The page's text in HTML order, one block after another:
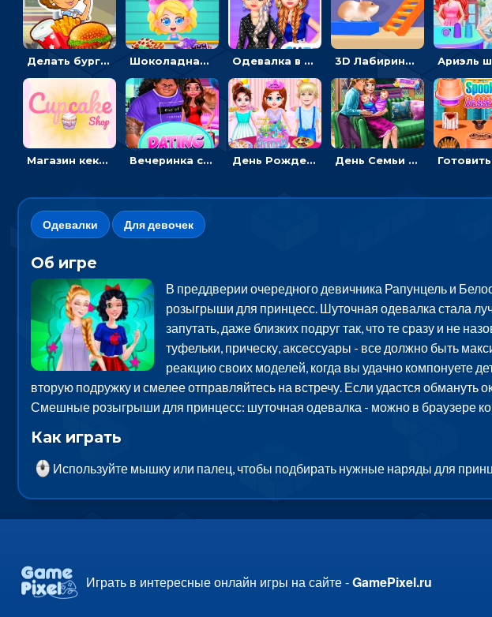
Делать бургеры, чтобы открывать новые ингредиенты - для девочек Шоколадная фабрика для девочек: лущить бобы, готовить и украшать сладости Одевалка в точку и полоску: создавать образы для принцесс и фотографировать 3D Лабиринт хомяка: проходить полосу препятствий, чтобы получать вкусняшки
Магазин кексов: повторять сладости с картинки или продавать вкусняшки Вечеринка свиданий: одевалка для влюбленных День Рождения Тейлор: печь торт для девочки или наряжать именинницу День Семьи Ледяной принцессы: убираться в доме и ухаживать за малышами - для девочек
Одевалки Для девочек
Об игре
В преддверии очередного девичника Рапунцель и
розыгрыши для принцесс. Шуточная одевалка стала
запутать, даже близких подруг так, что те сразу и не
туфельки, прическу, аксессуары - все должно быть
реакцию своих моделей, когда вы удачно компонуете
вторую подружку и смелее отправляйтесь на встречу. Если удастся
Смешные розыгрыши для принцесс: шуточная одевалка - можно в браузере
Как играть
Используйте мышку или палец, чтобы подбирать нужные наряды для
Играть в интересные онлайн игры на сайте -GamePixel.ru